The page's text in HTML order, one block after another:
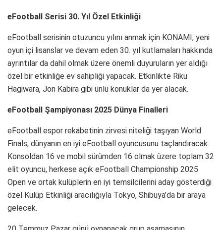
eFootball Serisi 30. Yıl Özel Etkinliği
eFootball serisinin otuzuncu yılını anmak için KONAMI, yeni
oyun içi lisanslar ve devam eden 30. yıl kutlamaları hakkında
ayrıntılar da dahil olmak üzere önemli duyuruların yer aldığı
özel bir etkinliğe ev sahipliği yapacak. Etkinlikte Riku
Hagiwara, Jon Kabira gibi ünlü konuklar da yer alacak.
eFootball Şampiyonası 2025 Dünya Finalleri
eFootball espor rekabetinin zirvesi niteliği taşıyan World
Finals, dünyanın en iyi eFootball oyuncusunu taçlandıracak.
Konsoldan 16 ve mobil sürümden 16 olmak üzere toplam 32
elit oyuncu, herkese açık eFootball Championship 2025
Open ve ortak kulüplerin en iyi temsilcilerini aday gösterdiği
özel Kulüp Etkinliği aracılığıyla Tokyo, Shibuya’da bir araya
gelecek.